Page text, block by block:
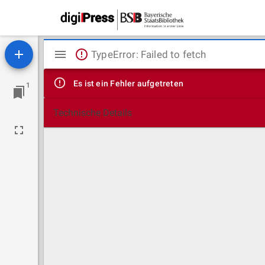
1
Mirador
Viewer
TypeError: Failed to fetch
Es ist ein Fehler aufgetreten
Technische Details